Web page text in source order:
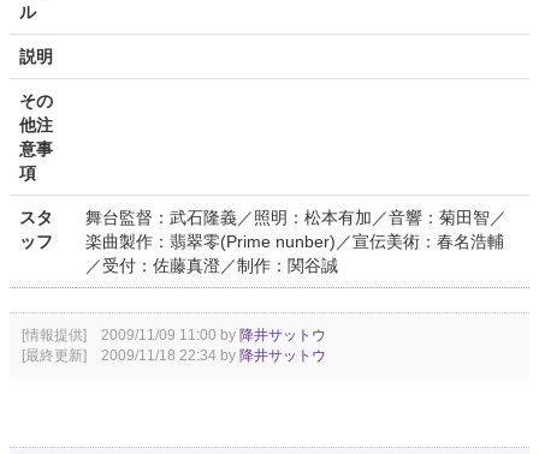
ル
説明
その
他注
意事
項
スタ
ッフ
舞台監督：武石隆義／照明：松本有加／音響：菊田智／
楽曲製作：翡翠零(Prime nunber)／宣伝美術：春名浩輔
／受付：佐藤真澄／制作：関谷誠
[情報提供] 2009/11/09 11:00 by 降井サットウ
[最終更新] 2009/11/18 22:34 by 降井サットウ